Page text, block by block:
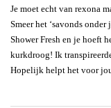
Je moet echt van rexona
Smeer het ‘savonds
Shower Fresh en je hoeft
kurkdroog! Ik
Hopelijk helpt het voor